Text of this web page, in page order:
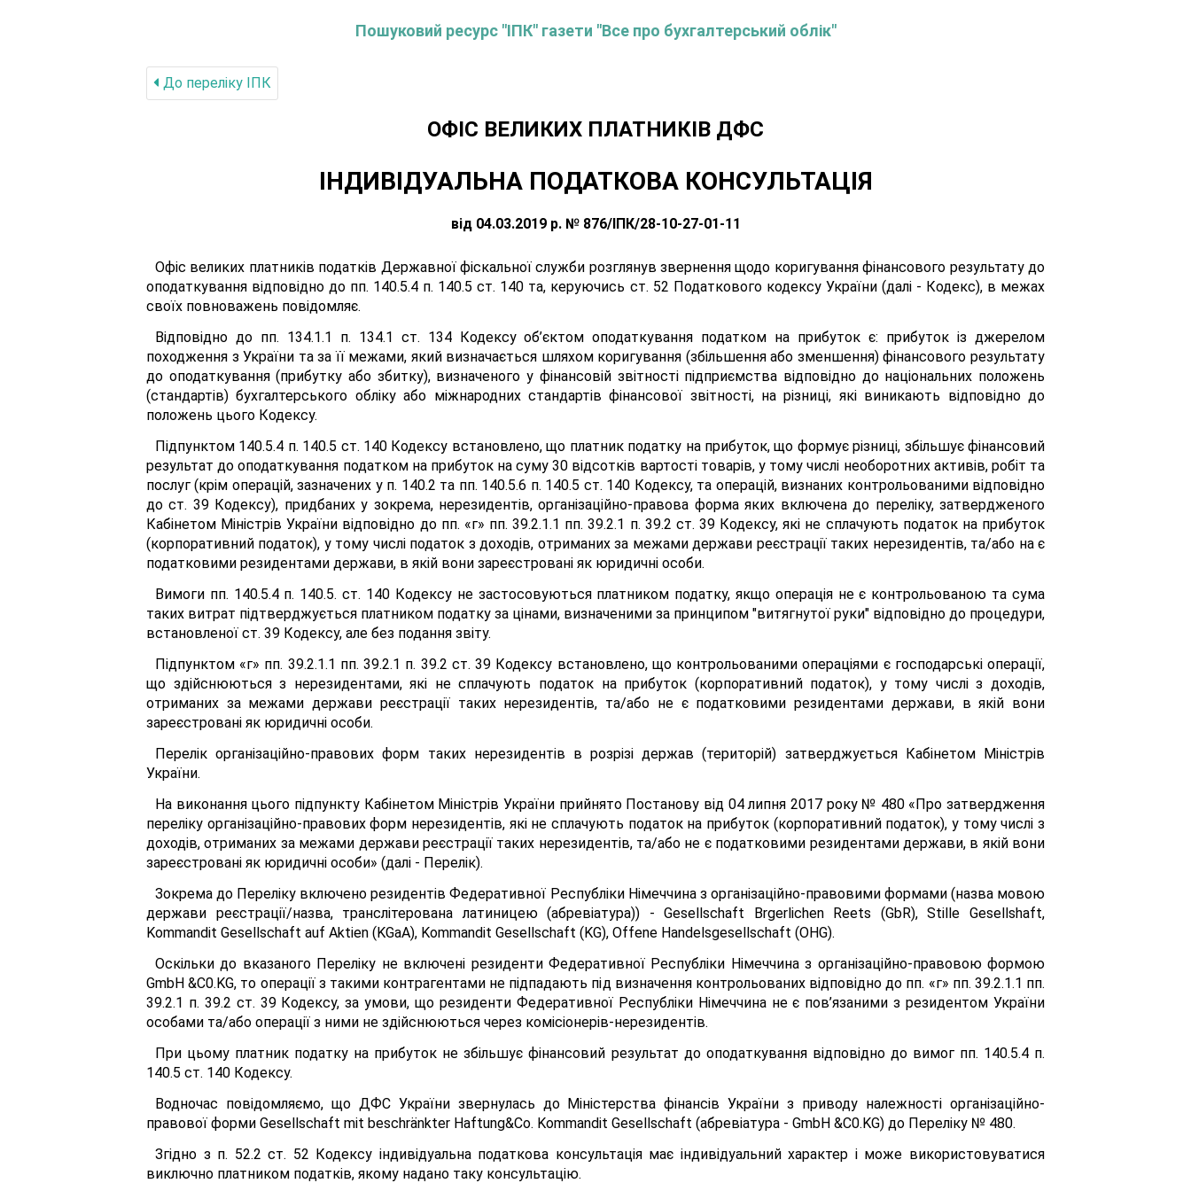
Пошуковий ресурс "ІПК" газети "Все про бухгалтерський облік"
До переліку IПК
ОФIС ВЕЛИКИХ ПЛАТНИКIВ ДФС
ІНДИВІДУАЛЬНА ПОДАТКОВА КОНСУЛЬТАЦІЯ
від 04.03.2019 р. № 876/ІПК/28-10-27-01-11
Офіс великих платників податків Державної фіскальної служби розглянув звернення щодо коригування фінансового результату до
оподаткування відповідно до пп. 140.5.4 п. 140.5 ст. 140 та, керуючись ст. 52 Податкового кодексу України (далі - Кодекс), в межах
своїх повноважень повідомляє.
Відповідно до пп. 134.1.1 п. 134.1 ст. 134 Кодексу об’єктом оподаткування податком на прибуток є: прибуток із джерелом
походження з України та за її межами, який визначається шляхом коригування (збільшення або зменшення) фінансового результату
до оподаткування (прибутку або збитку), визначеного у фінансовій звітності підприємства відповідно до національних положень
(стандартів) бухгалтерського обліку або міжнародних стандартів фінансової звітності, на різниці, які виникають відповідно до
положень цього Кодексу.
Підпунктом 140.5.4 п. 140.5 ст. 140 Кодексу встановлено, що платник податку на прибуток, що формує різниці, збільшує фінансовий
результат до оподаткування податком на прибуток на суму 30 відсотків вартості товарів, у тому числі необоротних активів, робіт та
послуг (крім операцій, зазначених у п. 140.2 та пп. 140.5.6 п. 140.5 ст. 140 Кодексу, та операцій, визнаних контрольованими відповідно
до ст. 39 Кодексу), придбаних у зокрема, нерезидентів, організаційно-правова форма яких включена до переліку, затвердженого
Кабінетом Міністрів України відповідно до пп. «г» пп. 39.2.1.1 пп. 39.2.1 п. 39.2 ст. 39 Кодексу, які не сплачують податок на прибуток
(корпоративний податок), у тому числі податок з доходів, отриманих за межами держави реєстрації таких нерезидентів, та/або на є
податковими резидентами держави, в якій вони зареєстровані як юридичні особи.
Вимоги пп. 140.5.4 п. 140.5. ст. 140 Кодексу не застосовуються платником податку, якщо операція не є контрольованою та сума
таких витрат підтверджується платником податку за цінами, визначеними за принципом "витягнутої руки" відповідно до процедури,
встановленої ст. 39 Кодексу, але без подання звіту.
Підпунктом «г» пп. 39.2.1.1 пп. 39.2.1 п. 39.2 ст. 39 Кодексу встановлено, що контрольованими операціями є господарські операції,
що здійснюються з нерезидентами, які не сплачують податок на прибуток (корпоративний податок), у тому числі з доходів,
отриманих за межами держави реєстрації таких нерезидентів, та/або не є податковими резидентами держави, в якій вони
зареєстровані як юридичні особи.
Перелік організаційно-правових форм таких нерезидентів в розрізі держав (територій) затверджується Кабінетом Міністрів
України.
На виконання цього підпункту Кабінетом Міністрів України прийнято Постанову від 04 липня 2017 року № 480 «Про затвердження
переліку організаційно-правових форм нерезидентів, які не сплачують податок на прибуток (корпоративний податок), у тому числі з
доходів, отриманих за межами держави реєстрації таких нерезидентів, та/або не є податковими резидентами держави, в якій вони
зареєстровані як юридичні особи» (далі - Перелік).
Зокрема до Переліку включено резидентів Федеративної Республіки Німеччина з організаційно-правовими формами (назва мовою
держави реєстрації/назва, транслітерована латиницею (абревіатура)) - Gesellschaft Brgerlichen Reets (GbR), Stille Gesellshaft,
Kommandit Gesellschaft auf Aktien (KGaA), Kommandit Gesellschaft (KG), Offene Handelsgesellschaft (OHG).
Оскільки до вказаного Переліку не включені резиденти Федеративної Республіки Німеччина з організаційно-правовою формою
GmbH &C0.KG, то операції з такими контрагентами не підпадають під визначення контрольованих відповідно до пп. «г» пп. 39.2.1.1 пп.
39.2.1 п. 39.2 ст. 39 Кодексу, за умови, що резиденти Федеративної Республіки Німеччина не є пов’язаними з резидентом України
особами та/або операції з ними не здійснюються через комісіонерів-нерезидентів.
При цьому платник податку на прибуток не збільшує фінансовий результат до оподаткування відповідно до вимог пп. 140.5.4 п.
140.5 ст. 140 Кодексу.
Водночас повідомляємо, що ДФС України звернулась до Міністерства фінансів України з приводу належності організаційно-
правової форми Gesellschaft mit beschränkter Haftung&Co. Kommandit Gesellschaft (абревіатура - GmbH &C0.KG) до Переліку № 480.
Згідно з п. 52.2 ст. 52 Кодексу індивідуальна податкова консультація має індивідуальний характер і може використовуватися
виключно платником податків, якому надано таку консультацію.